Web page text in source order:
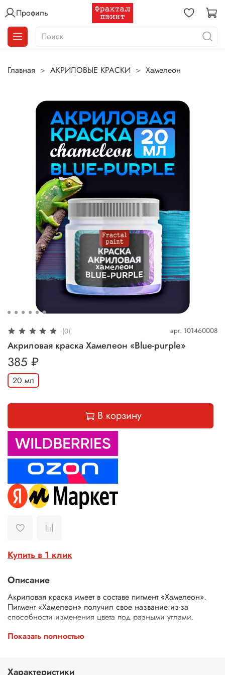
Профиль
Главная АКРИЛОВЫЕ КРАСКИ Хамелеон
(0) арт. 101460008
Акриловая краска Хамелеон «Blue-purple»
385 ₽
20 мл
В корзину
Купить в 1 клик
Описание
Акриловая краска имеет в составе пигмент «Хамелеон».
Пигмент «Хамелеон» получил свое название из-за
способности изменения цвета под разными углами.
Акриловая краска «Хамелеон» выполнена на водной
Показать полностью
Характеристики